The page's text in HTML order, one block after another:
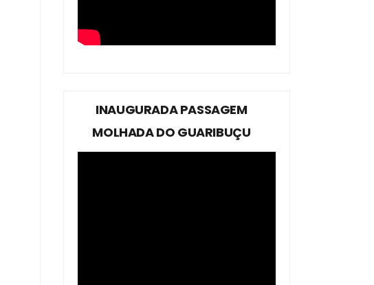
INAUGURADA PASSAGEM
MOLHADA DO GUARIBUÇU